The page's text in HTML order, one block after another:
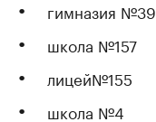
гимназия №39
школа №157
лицей№155
школа №4